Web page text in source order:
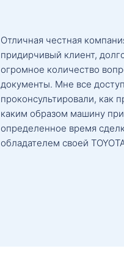
Отличная честная
придирчивый клиент,
огромное количество
документы. Мне все
проконсультировали, как
каким образом машину
определенное время
обладателем своей